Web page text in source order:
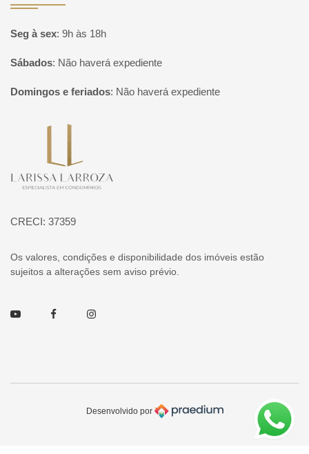
Seg à sex: 9h às 18h
Sábados: Não haverá expediente
Domingos e feriados: Não haverá expediente
CRECI: 37359
Os valores, condições e disponibilidade dos imóveis estão
sujeitos a alterações sem aviso prévio.
Youtube FacebookInstagram
Desenvolvido por